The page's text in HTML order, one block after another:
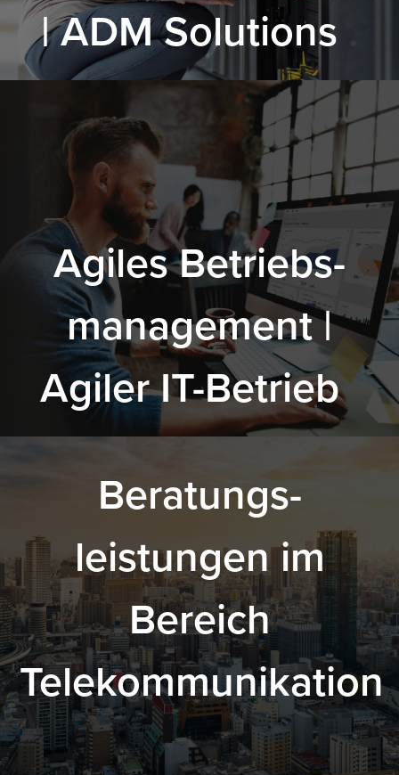
| ADM Solutions
Agiles Betriebs-
management |
Agiler IT-Betrieb.
Beratungs-
leistungen im
Bereich
Telekommunikation
.